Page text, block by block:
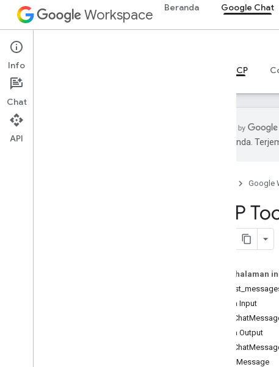
Workspace Beranda Google Chat
Google Chat
Ringkasan Server MCP
pilihan Anda.
Google
MCP
Pada halaman
Alat:
Skema Input
Skema Output
ChatMessage
Info
Chat
API